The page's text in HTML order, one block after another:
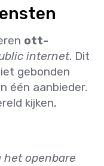
ott-
internet. Dit
gebonden
één aanbieder.
kijken,
het openbare